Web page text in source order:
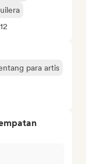
para artis